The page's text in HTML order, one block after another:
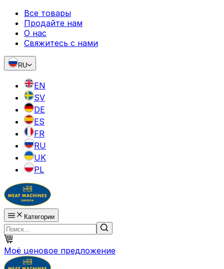
Все товары
Продайте нам
О нас
Свяжитесь с нами
RU
EN
SV
DE
ES
FR
RU
UK
PL
Категории
Моё ценовое предложение